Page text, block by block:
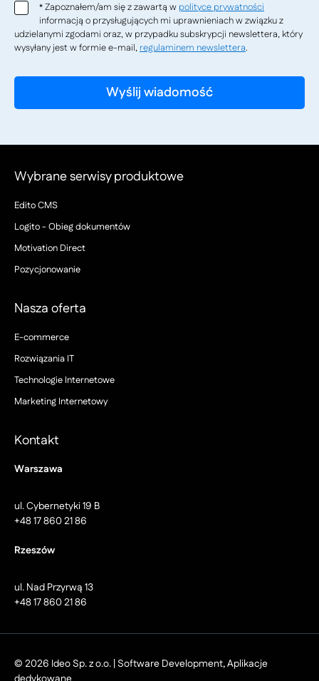
*Zapoznałem/am się z zawartą w polityce prywatności
informacją o przysługujących mi uprawnieniach w związku z
udzielanymi zgodami oraz, w przypadku subskrypcji newslettera, który
wysyłany jest w formie e-mail, regulaminem newslettera.
Wybrane serwisy produktowe
Edito CMS
Logito - Obieg dokumentów
Motivation Direct
Pozycjonowanie
Nasza oferta
E-commerce
Rozwiązania IT
Technologie Internetowe
Marketing Internetowy
Kontakt
Warszawa
ul. Cybernetyki 19 B
+48 17 860 21 86
Rzeszów
ul. Nad Przyrwą 13
+48 17 860 21 86
© 2026 Ideo Sp. z o.o. | Software Development, Aplikacje